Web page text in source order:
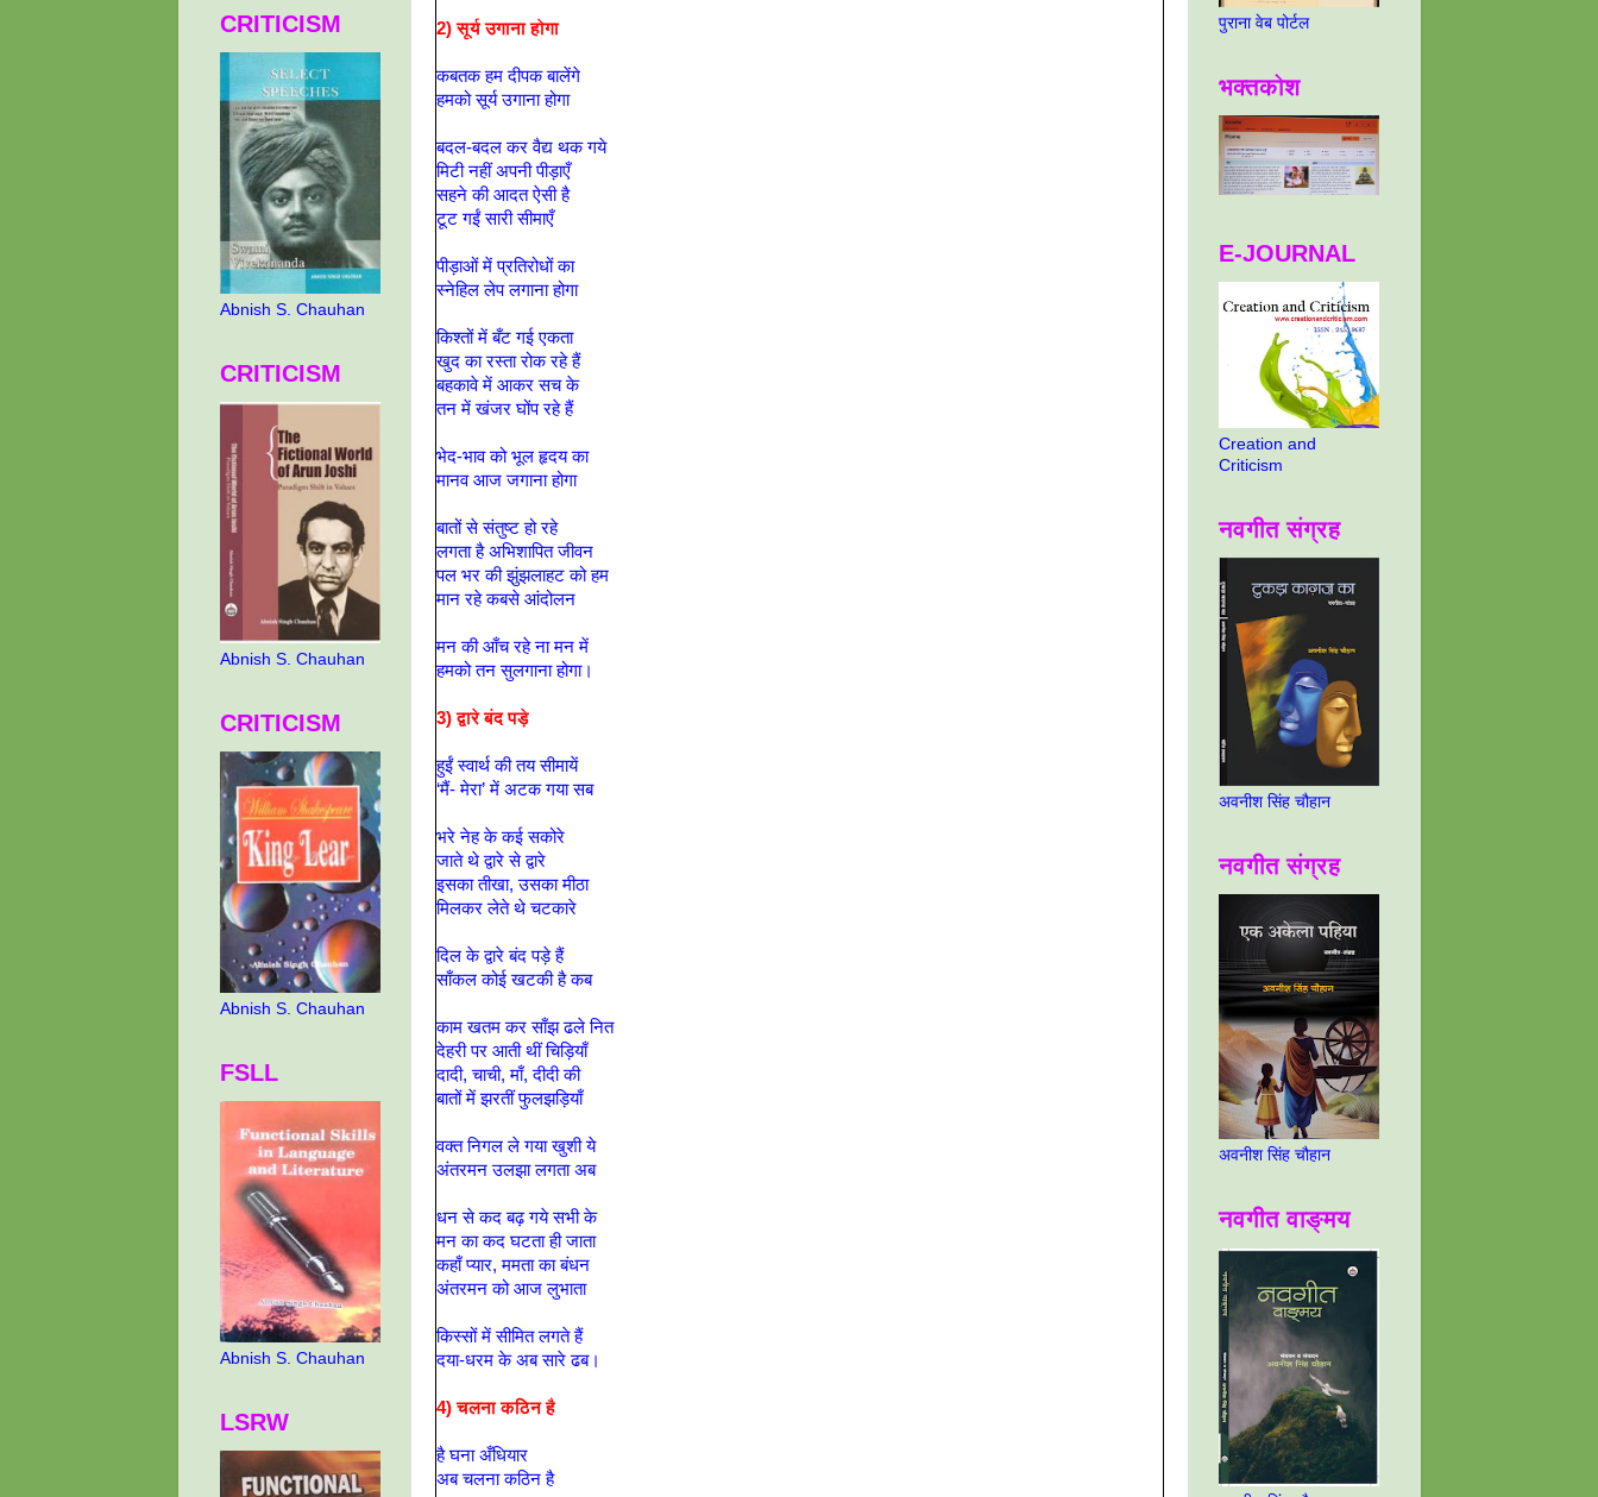
2)सूर्य उगाना होगा
कबतक हम दीपक बालेंगे
हमको सूर्य उगाना होगा
बदल-बदल कर वैद्य थक गये
मिटी नहीं अपनी पीड़ाएँ
सहने की आदत ऐसी है
टूट गईं सारी सीमाएँ
पीड़ाओं में प्रतिरोधों का
स्नेहिल लेप लगाना होगा
किश्तों में बँट गई एकता
खुद का रस्ता रोक रहे हैं
बहकावे में आकर सच के
तन में खंजर घोंप रहे हैं
भेद-भाव को भूल हृदय का
मानव आज जगाना होगा
बातों से संतुष्ट हो रहे
लगता है अभिशापित जीवन
पल भर की झुंझलाहट को हम
मान रहे कबसे आंदोलन
मन की आँच रहे ना मन में
हमको तन सुलगाना होगा।
3) द्वारे बंद पड़े
हुईं स्वार्थ की तय सीमायें
‘मैं- मेरा’ में अटक गया सब
भरे नेह के कई सकोरे
जाते थे द्वारे से द्वारे
इसका तीखा, उसका मीठा
मिलकर लेते थे चटकारे
दिल के द्वारे बंद पड़े हैं
साँकल कोई खटकी है कब
काम खतम कर साँझ ढले नित
देहरी पर आती थीं चिड़ियाँ
दादी, चाची, माँ, दीदी की
बातों में झरतीं फुलझड़ियाँ
वक्त निगल ले गया खुशी ये
अंतरमन उलझा लगता अब
धन से कद बढ़ गये सभी के
मन का कद घटता ही जाता
कहाँ प्यार, ममता का बंधन
अंतरमन को आज लुभाता
किस्सों में सीमित लगते हैं
दया-धरम के अब सारे ढब।
4)चलना कठिन है
है घना अँधियार
अब चलना कठिन है
CRITICISM
Abnish S. Chauhan
CRITICISM
Abnish S. Chauhan
CRITICISM
Abnish S. Chauhan
FSLL
Abnish S. Chauhan
LSRW
पुराना वेब पोर्टल
भक्तकोश
E-JOURNAL
Creation and
Criticism
नवगीत संग्रह
अवनीश सिंह चौहान
नवगीत संग्रह
अवनीश सिंह चौहान
नवगीत वाङ्मय